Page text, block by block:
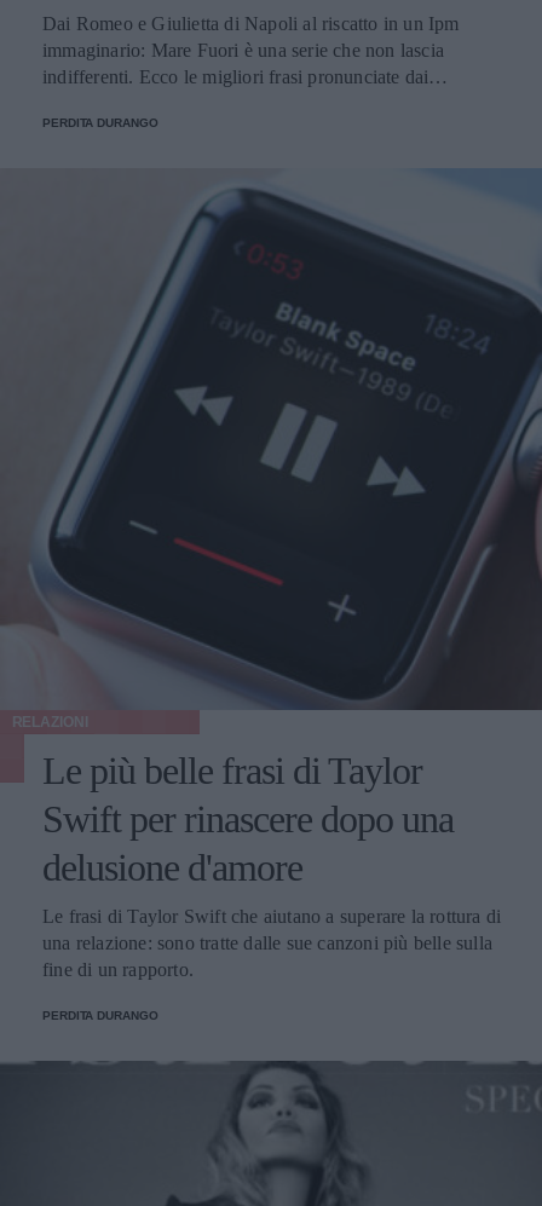
Dai Romeo e Giulietta di Napoli al riscatto in un Ipm
immaginario: Mare Fuori è una serie che non lascia
indifferenti. Ecco le migliori frasi pronunciate dai
PERDITA DURANGO
RELAZIONI
Le più belle frasi di Taylor
Swift per rinascere dopo una
delusione d'amore
Le frasi di Taylor Swift che aiutano a superare la rottura di
una relazione: sono tratte dalle sue canzoni più belle sulla
fine di un rapporto.
PERDITA DURANGO